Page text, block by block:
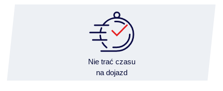
Nie trać czasu
na dojazd